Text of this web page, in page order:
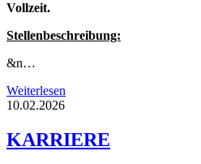
Vollzeit.
Stellenbeschreibung:
&n…
Weiterlesen
10.02.2026
KARRIERE